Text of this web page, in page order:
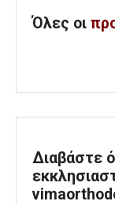
Όλες οι
Διαβάστε